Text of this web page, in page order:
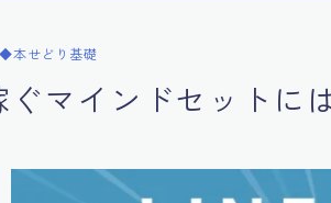
◆本せどり基礎
ぐマインドセットに